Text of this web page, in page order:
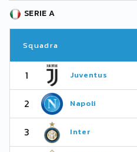
SERIE A
Squadra
1 Juventus
2 Napoli
3 Inter